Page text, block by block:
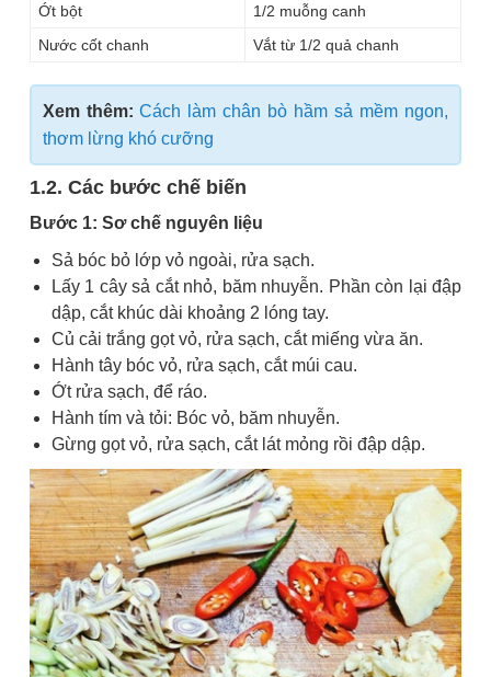
Ớt bột
1/2 muỗng canh
Nước cốt chanh
Vắt từ 1/2 quả chanh
Xem thêm: Cách làm chân bò hầm sả mềm ngon,
thơm lừng khó cưỡng
1.2. Các bước chế biến
Bước 1: Sơ chế nguyên liệu
Sả bóc bỏ lớp vỏ ngoài, rửa sạch.
Lấy 1 cây sả cắt nhỏ, băm nhuyễn. Phần còn lại đập
dập, cắt khúc dài khoảng 2 lóng tay.
Củ cải trắng gọt vỏ, rửa sạch, cắt miếng vừa ăn.
Hành tây bóc vỏ, rửa sạch, cắt múi cau.
Ớt rửa sạch, để ráo.
Hành tím và tỏi: Bóc vỏ, băm nhuyễn.
Gừng gọt vỏ, rửa sạch, cắt lát mỏng rồi đập dập.